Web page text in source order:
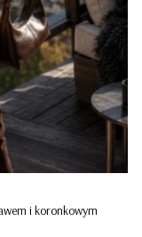
i koronkowym